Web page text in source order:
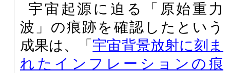
宇宙起源に迫る「原始重力
波」の痕跡を確認したという
成果は、「 宇宙背景放射に刻ま
れたインフレーションの痕